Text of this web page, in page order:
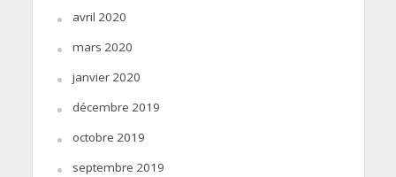
avril 2020
mars 2020
janvier 2020
décembre 2019
octobre 2019
septembre 2019